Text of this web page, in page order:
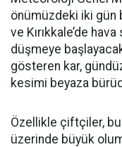
önümüzdeki iki gün
ve Kırıkkale’de
düşmeye
gösteren kar,
kesimi beyaza
Özellikle çiftçiler,
üzerinde büyük